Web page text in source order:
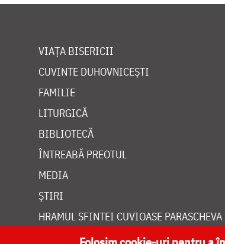
VIAȚA BISERICII
CUVINTE DUHOVNICEȘTI
FAMILIE
LITURGICĂ
BIBLIOTECĂ
ÎNTREABĂ PREOTUL
MEDIA
ȘTIRI
HRAMUL SFINTEI CUVIOASE PARASCHEVA